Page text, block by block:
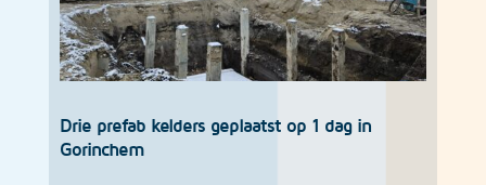
Drie prefab kelders geplaatst op 1 dag in
Gorinchem